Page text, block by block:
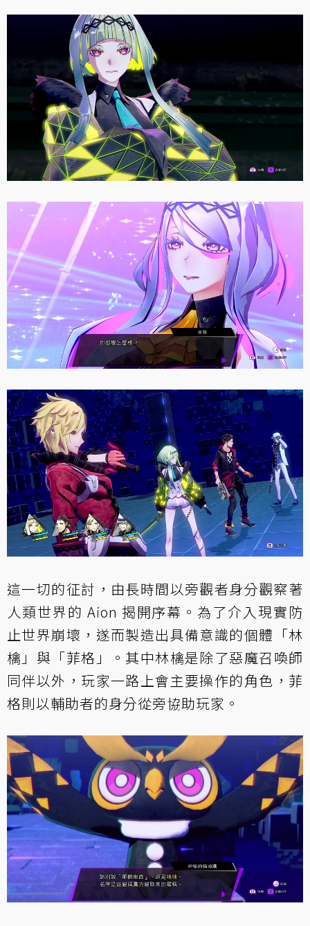
這一切的征討，由長時間以旁觀者身分觀察著
人類世界的 Aion 揭開序幕。為了介入現實防
止世界崩壞，遂而製造出具備意識的個體「林
檎」與「菲格」。其中林檎是除了惡魔召喚師
同伴以外，玩家一路上會主要操作的角色，菲
格則以輔助者的身分從旁協助玩家。